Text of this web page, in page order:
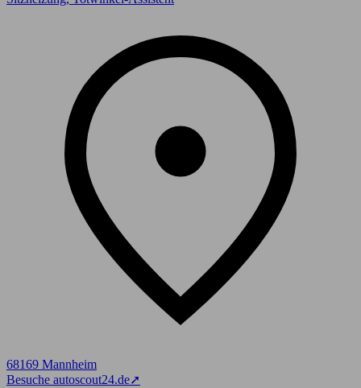
68169 Mannheim
Besuche autoscout24.de➚